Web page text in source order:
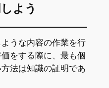
よう
うな内容の作業を行
をする際に、最も個
法は知識の証明であ